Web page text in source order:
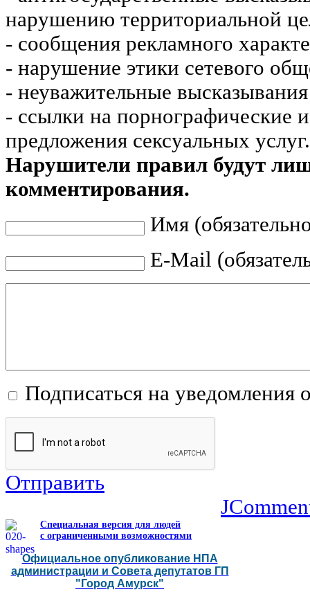
нарушению территориальной
- сообщения рекламного
- нарушение этики сетевого
- неуважительные
- ссылки на порнографические
предложения сексуальных услуг.
Нарушители правил будут
комментирования.
Имя
E-Mail
Подписаться на уведомления
Отправить
Специальная версия для людей
с ограниченными возможностями
Официальное опубликование НПА
администрации и Совета депутатов ГП
"Город Амурск"